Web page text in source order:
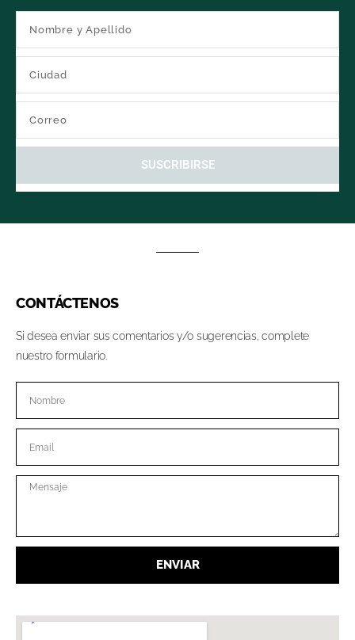
SUSCRIBIRSE
CONTÁCTENOS
Si desea enviar sus comentarios y/o sugerencias, complete
nuestro formulario.
ENVIAR